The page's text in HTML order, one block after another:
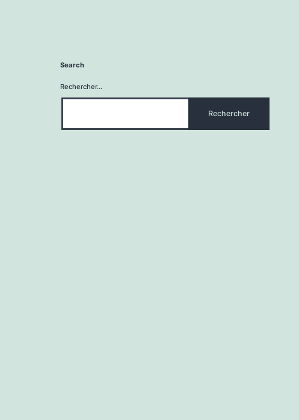
Search
Rechercher…